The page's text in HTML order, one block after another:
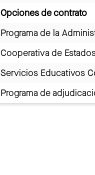
Opciones de contrato
Programa de la
Cooperativa de
Servicios Educativos
Programa de